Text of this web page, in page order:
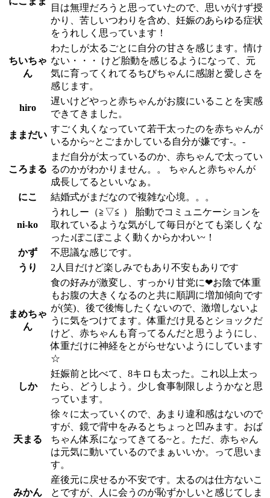
目は無理だろうと思っていたので、思いがけず授
かり、苦しいつわりを含め、妊娠のあらゆる症状
をうれしく思っています！
ちいちゃ
ん
わたしが太るごとに自分の甘さを感じます。情け
ない・・・ けど胎動を感じるようになって、元
気に育ってくれてるちびちゃんに感謝と愛しさを
感じます。
hiro
遅いけどやっと赤ちゃんがお腹にいることを実感
できてきました。
ままだい
すごく丸くなっていて若干太ったのを赤ちゃんが
いるから~とごまかしている自分が嫌です-。-
ころまる
まだ自分が太っているのか、赤ちゃんで太ってい
るのかがわかりません。。 ちゃんと赤ちゃんが
成長してるといいなぁ。
にこ
結婚式がまだなので複雑な心境。。。
ni-ko
うれしー（≧▽≦ ） 胎動でコミュニケーションを
取れているような気がして毎日がとても楽しくな
った♪ぽこぽこよく動くからかわい~！
かず
不思議な感じです。
うり
2人目だけど楽しみでもあり不安もありです
まめちゃ
ん
食の好みが激変し、すっかり甘党に❤お陰で体重
もお腹の大きくなるのと共に順調に増加傾向です
が(笑)、後で後悔したくないので、激増しないよ
うに気をつけてます。体重だけ見るとショックだ
けど、赤ちゃんも育ってるんだと思うようにし、
体重だけに神経をとがらせないようにしています
☆
しか
妊娠前と比べて、8キロも太った。これ以上太っ
たら、どうしよう。少し食事制限しようかなと思
っています。
天まる
徐々に太っていくので、あまり違和感はないので
すが、鏡で背中をみるとちょっと凹みます。おば
ちゃん体系になってきてる~と。ただ、赤ちゃん
は元気に動いているのでまぁいいか。って思いま
す。
みかん
産後元に戻せるか不安です。太るのは仕方ないこ
とですが、人に会うのが恥ずかしいと感じてしま